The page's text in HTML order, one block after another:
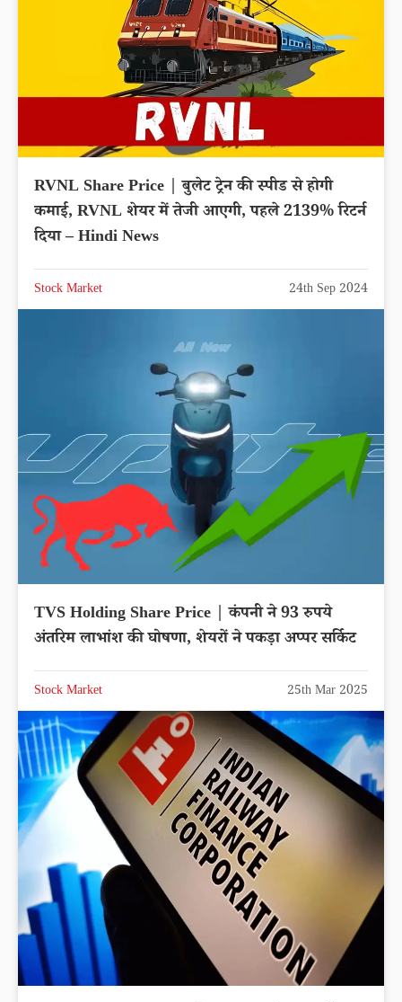
RVNL Share Price | बुलेट ट्रेन की स्पीड से होगी
कमाई, RVNL शेयर में तेजी आएगी, पहले 2139% रिटर्न
दिया – Hindi News
Stock Market 24th Sep 2024
TVS Holding Share Price | कंपनी ने 93 रुपये
अंतरिम लाभांश की घोषणा, शेयरों ने पकड़ा अप्पर सर्किट
Stock Market 25th Mar 2025